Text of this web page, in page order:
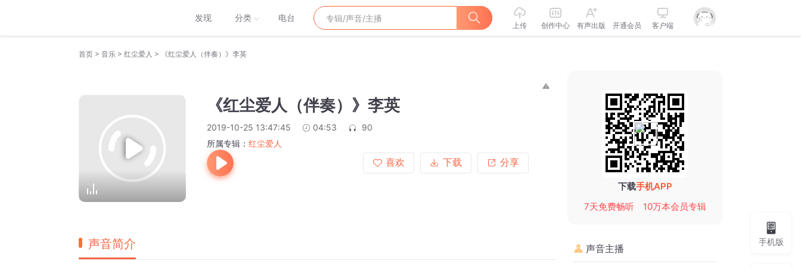
发现 分类 电台
上传 创作中心 有声出版 开通会员 客户端
首页 > 音乐 > 红尘爱人 > 《红尘爱人（伴奏）》李英
《红尘爱人（伴奏）》李英
2019-10-25 13:47:45 04:53
90
所属专辑： 红尘爱人
喜欢
下载 分享
声音简介
下载手机APP
7天免费畅听
10万本会员专辑
声音主播
手机版